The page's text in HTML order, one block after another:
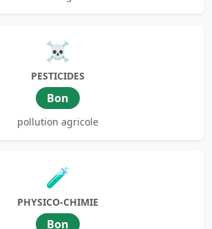
☠️
PESTICIDES
Bon
pollution agricole
🧪
PHYSICO-CHIMIE
Bon